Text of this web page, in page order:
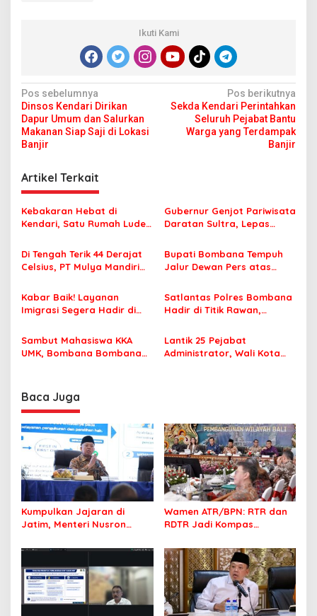
Ikuti Kami
N
a
v
i
g
a
s
i
p
o
s
Pos sebelumnya
Dinsos Kendari Dirikan
Dapur Umum dan Salurkan
Makanan Siap Saji di Lokasi
Banjir
Pos berikutnya
Sekda Kendari Perintahkan
Seluruh Pejabat Bantu
Warga yang Terdampak
Banjir
Artikel Terkait
Kebakaran Hebat di
Kendari, Satu Rumah Ludes
Gubernur Genjot Pariwisata
Daratan Sultra, Lepas
Tiga Kabupaten Unggulan
Di Tengah Terik 44 Derajat
Celsius, PT Mulya Mandiri
Jamaah Tetap Sehat dan
Nyaman Beribadah
Bupati Bombana Tempuh
Jalur Dewan Pers atas
Korupsi Jembatan Cirauci II
Kabar Baik! Layanan
Imigrasi Segera Hadir di
Perlu Lagi ke Kendari
Satlantas Polres Bombana
Hadir di Titik Rawan,
Sekolah dengan Aman
Sambut Mahasiswa KKA
UMK, Bombana Bombana
Lantik 25 Pejabat
Administrator, Wali Kota
Baca Juga
Kumpulkan Jajaran di
Jatim, Menteri Nusron
Jadi Prioritas
Wamen ATR/BPN: RTR dan
RDTR Jadi Kompas